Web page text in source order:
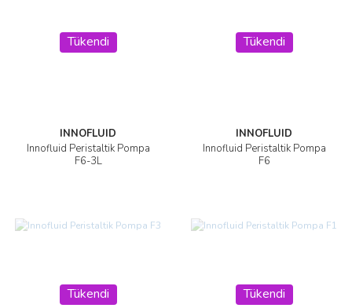
Tükendi
INNOFLUID
Innofluid Peristaltik Pompa
F6-3L
Tükendi
INNOFLUID
Innofluid Peristaltik Pompa
F6
Tükendi Tükendi